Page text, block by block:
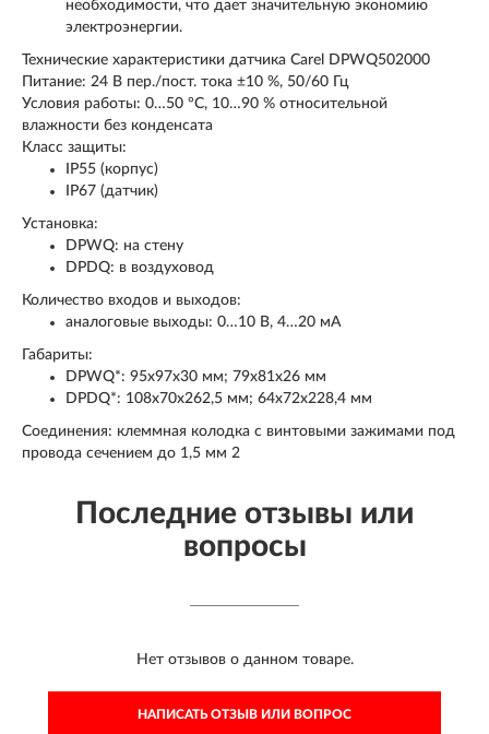
необходимости, что дает значительную экономию
электроэнергии.
Технические характеристики датчика Carel DPWQ502000
Питание: 24 В пер./пост. тока ±10 %, 50/60 Гц
Условия работы: 0…50 °C, 10…90 % относительной
влажности без конденсата
Класс защиты:
IP55 (корпус)
IP67 (датчик)
Установка:
DPWQ: на стену
DPDQ: в воздуховод
Количество входов и выходов:
аналоговые выходы: 0…10 В, 4…20 мА
Габариты:
DPWQ*: 95x97x30 мм; 79x81x26 мм
DPDQ*: 108x70x262,5 мм; 64x72x228,4 мм
Соединения: клеммная колодка с винтовыми зажимами под
провода сечением до 1,5 мм 2
Последние отзывы или
вопросы
Нет отзывов о данном товаре.
НАПИСАТЬ ОТЗЫВ ИЛИ ВОПРОС